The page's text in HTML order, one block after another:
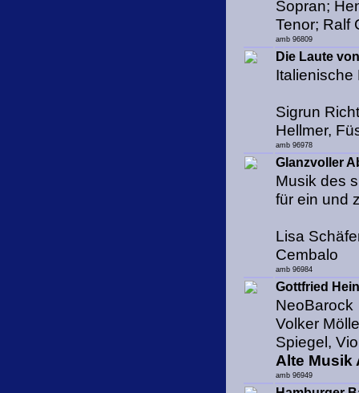
Sopran;
Tenor; Ralf
amb 96809
Die Laute
Italienische
Sigrun
Hellmer,
amb 96978
Glanzvoller
Musik des
für ein und
Lisa
Cembalo
amb 96984
Gottfried
NeoBarock
Volker
Spiegel,
Alte Musik
amb 96949